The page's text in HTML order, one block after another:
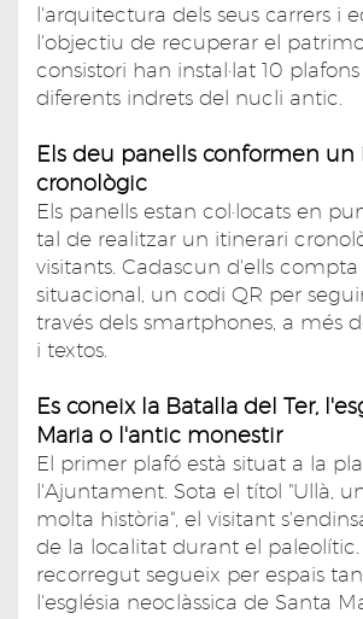
l'arquitectura dels seus carrers i
l'objectiu de recuperar el
consistori han instal·lat 10
diferents indrets del nucli antic.
Els deu panells conformen un
cronològic
Els panells estan col·locats en
tal de realitzar un itinerari
visitants. Cadascun d'ells
situacional, un codi QR per
través dels smartphones, a més
i textos.
Es coneix la Batalla del Ter,
Maria o l'antic monestir
El primer plafó està situat a la
l'Ajuntament. Sota el títol "Ullà,
molta història", el visitant
de la localitat durant el
recorregut segueix per espais
l'església neoclàssica de Santa